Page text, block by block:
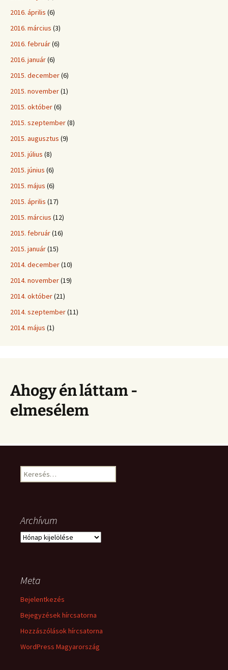
2016. április (6)
2016. március (3)
2016. február(6)
2016. január(6)
2015. december(6)
2015. november(1)
2015. október(6)
2015. szeptember(8)
2015. augusztus (9)
2015. július (8)
2015. június (6)
2015. május (6)
2015. április (17)
2015. március (12)
2015. február(16)
2015. január(15)
2014. december(10)
2014. november(19)
2014. október(21)
2014. szeptember(11)
2014. május (1)
Ahogy én láttam -
elmesélem
Keresés:
Archívum
Archívum
Meta
Bejelentkezés
Bejegyzések hírcsatorna
Hozzászólások hírcsatorna
WordPress Magyarország